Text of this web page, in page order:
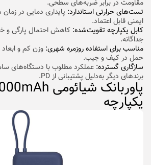
مقاومت در برابر ضربه‌های سطحی.
تست‌های حرارتی استاندارد: پایداری دمایی در
ایمنی قابل اعتماد.
کابل یکپارچه تقویت‌شده: کاهش احتمال پارگی و
جداگانه.
مناسب برای استفاده روزمره شهری: وزن کم و
حمل در کیف و جیب.
سازگاری گسترده: عملکرد مطلوب با دستگاه‌های
برندهای دیگر به‌دلیل پشتیبانی از PD.
یکپارچه